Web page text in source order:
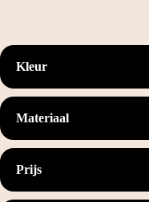
Kleur
Materiaal
Prijs